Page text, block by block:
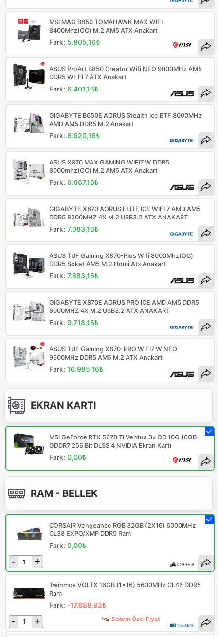
MSI MAG B850 TOMAHAWK MAX WIFI
8400Mhz(OC) M.2 AM5 ATX Anakart
Fark: 5.805,16₺
ASUS ProArt B850 Creator Wifi NEO 9000MHz AM5
DDR5 WI-FI 7 ATX Anakart
Fark:6.401,16₺
GIGABYTE B650E AORUS Stealth Ice BTF 8000MHz
AMD AM5 DDR5 M.2 Anakart
Fark:6.620,16₺
ASUS X870 MAX GAMING WIFI7 W DDR5
8000mhz(OC) M.2 AM5 ATX Anakart
Fark:6.667,16₺
GIGABYTE X870 AORUS ELITE ICE WIFI 7 AMD AM5
DDR5 8200MHZ 4X M.2 USB3.2 ATX ANAKART
Fark:7.083,16₺
ASUS TUF Gaming X870-Plus Wifi 8000Mhz(OC)
DDR5 Soket AM5 M.2 Hdmi Atx Anakart
Fark:7.883,16₺
GIGABYTE X870E AORUS PRO ICE AMD AM5 DDR5
8000MHZ 4X M.2 USB3.2 ATX ANAKART
Fark: 9.718,16₺
ASUS TUF Gaming X870-PRO WIFI7 W NEO
9600MHz DDR5 AM5 M.2 ATX Anakart
Fark:10.985,16₺
EKRAN KARTI
MSI GeForce RTX 5070 Ti Ventus 3x OC 16G 16GB
GDDR7 256 Bit DLSS 4 NVIDIA Ekran Kartı
Fark:0,00₺
RAM - BELLEK
CORSAIR Vengeance RGB 32GB (2X16) 6000MHz
CL38 EXPO/XMP DDR5 Ram
Fark:0,00₺
- +
Sistem Özel Fiyat
Twinmos VOLTX 16GB (1x16) 5600MHz CL46 DDR5
Ram
Fark: -17.688,92₺
- +